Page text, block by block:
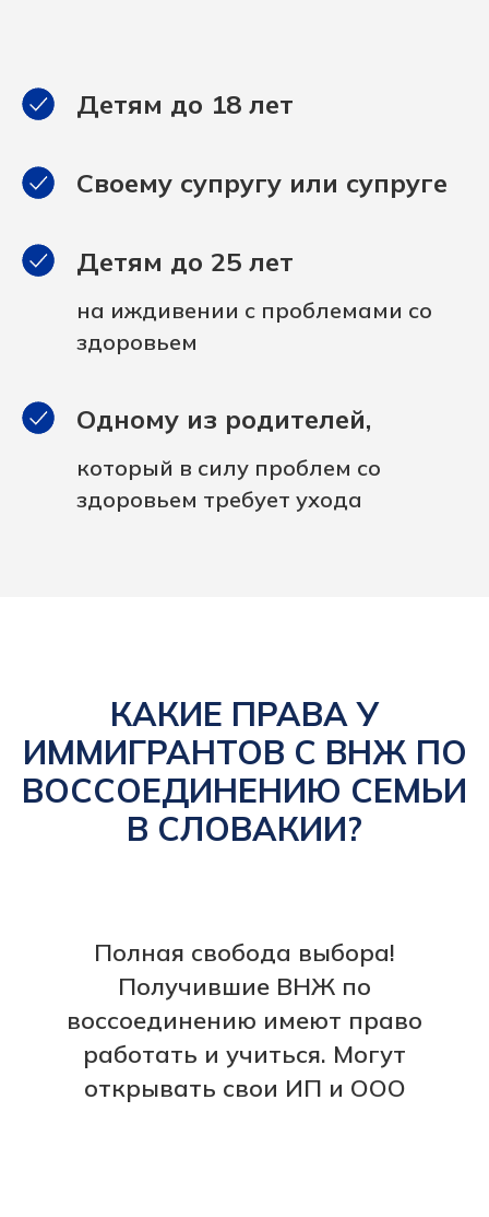
Детям до 18 лет
Своему супругу или супруге
Детям до 25 лет
на иждивении с проблемами со
здоровьем
Одному из родителей,
который в силу проблем со
здоровьем требует ухода
КАКИЕ ПРАВА У
ИММИГРАНТОВ С ВНЖ ПО
ВОССОЕДИНЕНИЮ СЕМЬИ
В СЛОВАКИИ?
Полная свобода выбора!
Получившие ВНЖ по
воссоединению имеют право
работать и учиться. Могут
открывать свои ИП и ООО